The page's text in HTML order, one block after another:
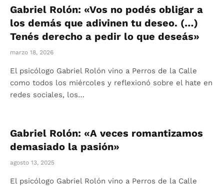
Gabriel Rolón: «Vos no podés obligar a
los demás que adivinen tu deseo. (…)
Tenés derecho a pedir lo que deseás»
marzo 18, 2026
El psicólogo Gabriel Rolón vino a Perros de la Calle
como todos los miércoles y reflexionó sobre el hate en
redes sociales, los…
Gabriel Rolón: «A veces romantizamos
demasiado la pasión»
agosto 13, 2025
El psicólogo Gabriel Rolón vino a Perros de la Calle